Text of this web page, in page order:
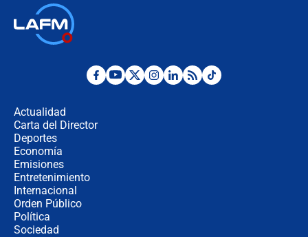
¿Por qué De la Espriella gobernará
Actualidad
Carta del Director
Deportes
Economía
Emisiones
Entretenimiento
Internacional
Orden Público
Política
Sociedad